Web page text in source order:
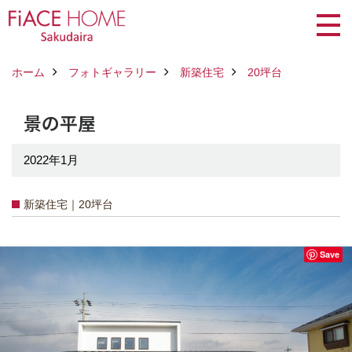
ホーム フォトギャラリー 新築住宅 20坪台
景の平屋
2022年1月
新築住宅｜20坪台
Save